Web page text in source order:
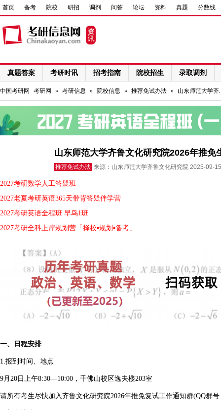
首页 备考 院校 研招 调剂 问答 论坛 资料 真题 分数线
真题答案 考研时讯 招考指南 院校招生 录取调剂
网络课程
中国考研网 考研网 » 考研信息 » 院校信息 » 推荐免试办法 » 山东师范大学齐
山东师范大学齐鲁文化研究院2026年推免
推荐免试办法 来源：山东师范大学齐鲁文化研究院 2025-09-
2027考研数学人工答疑班
2027老夏考研英语365天带背答疑伴学营
2027考研英语全程班 早鸟1班
2027考研全科上岸规划营「择校▪规划▪备考」
一、日程安排
1.报到时间、地点
9月20日上午8:30—10:00，千佛山校区逸夫楼203室
请所有考生尽快加入齐鲁文化研究院2026年推免复试工作通知群(QQ群